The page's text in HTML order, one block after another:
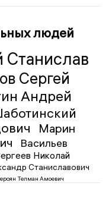
людей
Станислав
Сергей
Андрей
Марин
Васильев
Николай
Станиславович
Телман Амоевич